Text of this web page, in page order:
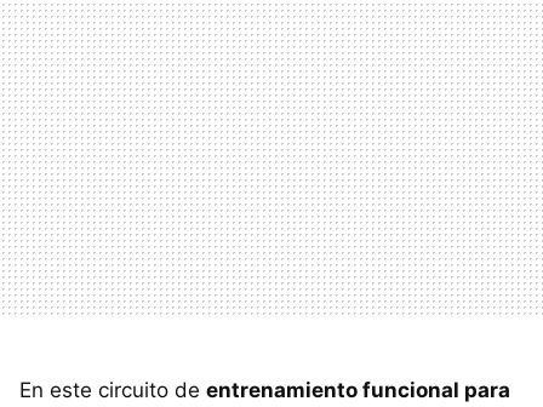
En este circuito de entrenamiento funcional para